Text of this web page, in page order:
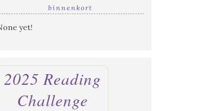
binnenkort
yet!
2025 Reading
Challenge